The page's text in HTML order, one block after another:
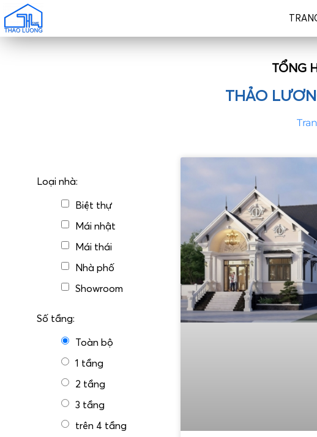
TỔNG
THẢO
Loại nhà:
Biệt thự
Mái nhật
Mái thái
Nhà phố
Showroom
Số tầng:
Toàn bộ
1 tầng
2 tầng
3 tầng
trên 4 tầng